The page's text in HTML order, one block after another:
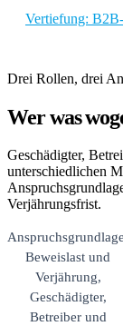
Vertiefung:
Drei Rollen, drei
Wer was
Geschädigter,
unterschiedlichen
Verjährungsfrist.
Beweislast und
Verjährung,
Geschädigter,
Betreiber und